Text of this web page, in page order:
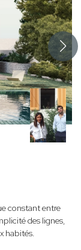
constant entre
des lignes,
habités.